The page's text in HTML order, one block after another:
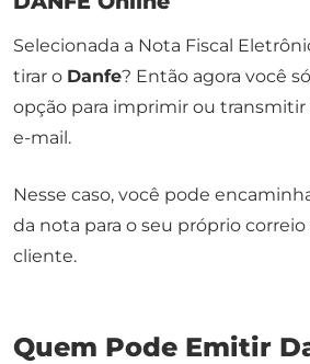
Selecionada a Nota Fiscal
tirar o Danfe? Então agora você
opção para imprimir ou
e-mail.
Nesse caso, você pode
da nota para o seu próprio
cliente.
Quem Pode Emitir